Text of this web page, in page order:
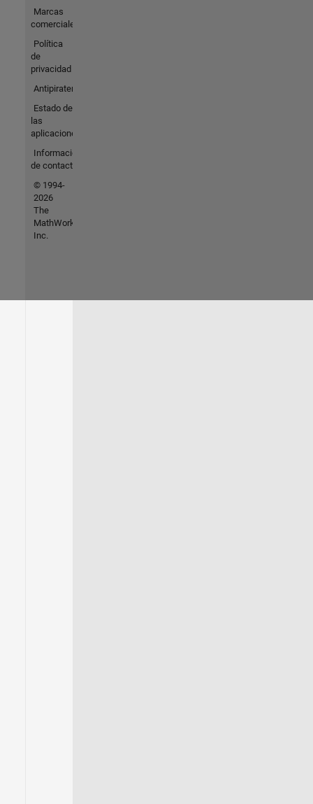
Marcas
comerciales
Política
de
privacidad
Antipiratería
Estado de
las
aplicaciones
Información
de contacto
© 1994-
2026
The
MathWorks,
Inc.